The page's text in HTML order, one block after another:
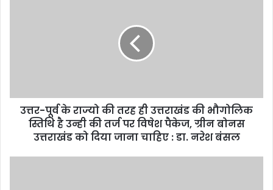
उत्तर-पूर्व के राज्यो की तरह ही उत्तराखंड की भौगोलिक
स्तिथि है उन्ही की तर्ज पर विषेश पैकेज, ग्रीन बोनस
उत्तराखंड को दिया जाना चाहिए : डा. नरेश बंसल